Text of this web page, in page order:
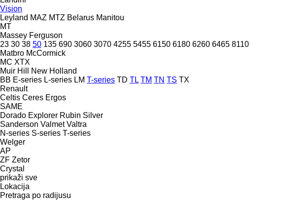
Vision
Leyland MAZ MTZ Belarus Manitou
MT
Massey Ferguson
23 30 38 50 135 690 3060 3070 4255 5455 6150 6180 6260 6465 8110
Matbro McCormick
MC XTX
Muir Hill
New Holland
BB E-series L-series LM T-series TD TL TM TN TS TX
Renault
Celtis Ceres Ergos
SAME
Dorado Explorer Rubin Silver
Sanderson Valmet Valtra
N-series S-series T-series
Welger
AP
ZF Zetor
Crystal
prikaži sve
Lokacija
Pretraga po radijusu